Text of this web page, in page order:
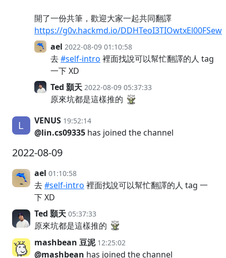
開了一份共筆，歡迎大家一起共同翻譯
https://g0v.hackmd.io/DDHTeoI3TIOwtxEl00FSew
ael 2022-08-09 01:10:58
去#self-intro 裡面找說可以幫忙翻譯的人 tag
一下 XD
Ted 顥天 2022-08-09 05:37:33
原來坑都是這樣推的
VENUS 19:52:14
@lin.cs09335 has joined the channel
2022-08-09
ael 01:10:58
去#self-intro 裡面找說可以幫忙翻譯的人 tag 一
下 XD
Ted 顥天 05:37:33
原來坑都是這樣推的
mashbean 豆泥 12:25:02
@mashbean has joined the channel